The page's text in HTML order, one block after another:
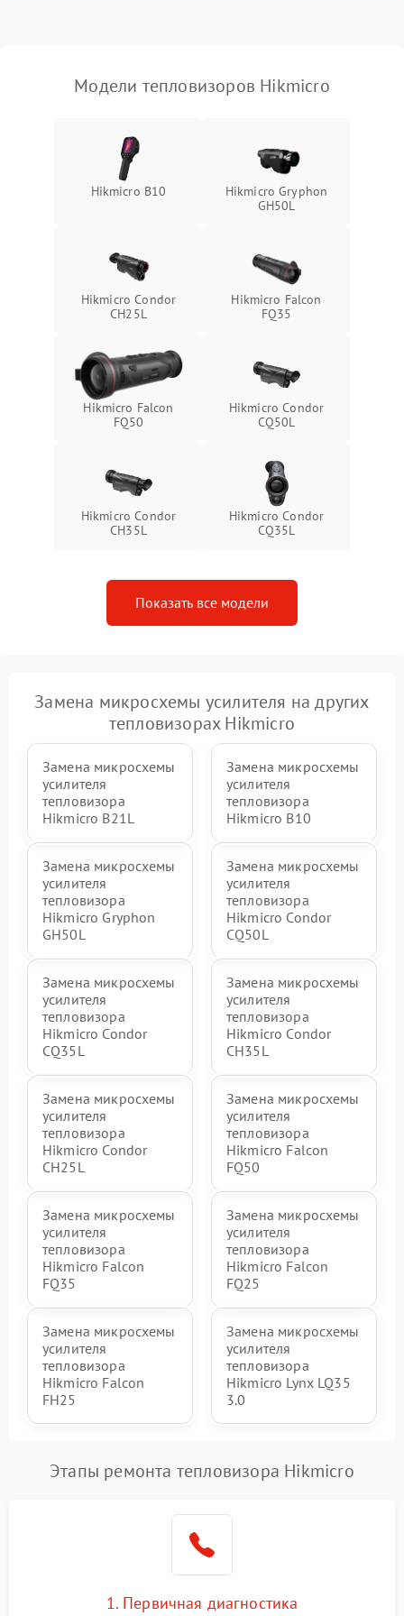
Модели тепловизоров Hikmicro
Hikmicro B10
Hikmicro Gryphon
GH50L
Hikmicro Condor
CH25L
Hikmicro Falcon
FQ35
Hikmicro Falcon
FQ50
Hikmicro Condor
CQ50L
Hikmicro Condor
CH35L
Hikmicro Condor
CQ35L
Показать все модели
Замена микросхемы усилителя на других
тепловизорах Hikmicro
Замена микросхемы
усилителя
тепловизора
Hikmicro B21L
Замена микросхемы
усилителя
тепловизора
Hikmicro B10
Замена микросхемы
усилителя
тепловизора
Hikmicro Gryphon
GH50L
Замена микросхемы
усилителя
тепловизора
Hikmicro Condor
CQ50L
Замена микросхемы
усилителя
тепловизора
Hikmicro Condor
CQ35L
Замена микросхемы
усилителя
тепловизора
Hikmicro Condor
CH35L
Замена микросхемы
усилителя
тепловизора
Hikmicro Condor
CH25L
Замена микросхемы
усилителя
тепловизора
Hikmicro Falcon
FQ50
Замена микросхемы
усилителя
тепловизора
Hikmicro Falcon
FQ35
Замена микросхемы
усилителя
тепловизора
Hikmicro Falcon
FQ25
Замена микросхемы
усилителя
тепловизора
Hikmicro Falcon
FH25
Замена микросхемы
усилителя
тепловизора
Hikmicro Lynx LQ35
3.0
Этапы ремонта тепловизора Hikmicro
1. Первичная диагностика